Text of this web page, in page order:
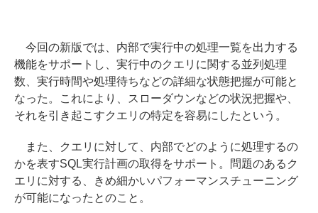
今回の新版では、内部で実行中の処理一覧を出力する
機能をサポートし、実行中のクエリに関する並列処理
数、実行時間や処理待ちなどの詳細な状態把握が可能と
なった。これにより、スローダウンなどの状況把握や、
それを引き起こすクエリの特定を容易にしたという。
また、クエリに対して、内部でどのように処理するの
かを表すSQL実行計画の取得をサポート。問題のあるク
エリに対する、きめ細かいパフォーマンスチューニング
が可能になったとのこと。